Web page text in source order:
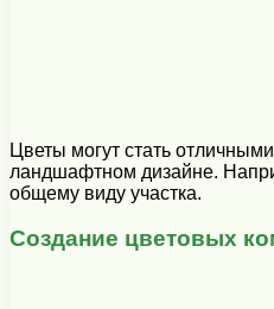
Цветы могут стать
ландшафтном дизайне.
общему виду участка.
Создание цветовых